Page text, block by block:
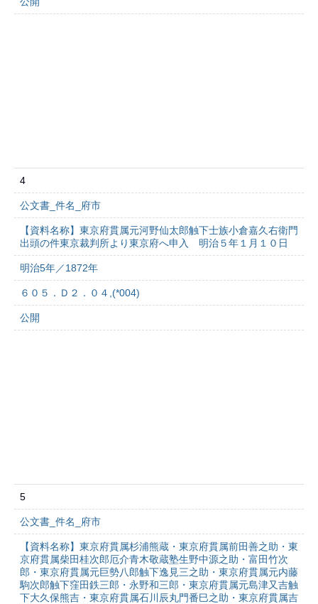
4
公文書_件名_府市
【資料名称】東京府貫属元河野仙太郎触下士族小倉嘉久右衛門
出頭の件東京裁判所より東京府へ申入 明治５年１月１０日
明治5年／1872年
６０５．Ｄ２．０４,(*004)
公開
5
公文書_件名_府市
【資料名称】東京府貫属杉浦熊蔵・東京府貫属前田善之助・東
京府貫属柴田桂次郎厄介青木敬蔵塾生野中源之助・富田竹次
郎・東京府貫属元巨勢八郎触下逸見三之助・東京府貫属元内藤
駒次郎触下窪田鉄三郎・永野和三郎・東京府貫属元島津又吉触
下大久保熊吉・東京府貫属石川辰丸門番巳之助・東京府貫属吉